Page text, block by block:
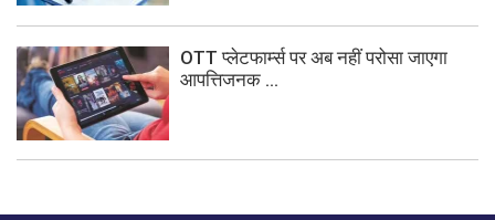
OTT प्लेटफार्म्स पर अब नहीं परोसा जाएगा
आपत्तिजनक ...